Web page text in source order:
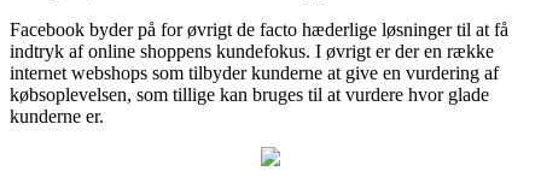
Facebook byder på for øvrigt de facto hæderlige løsninger til at få
indtryk af online shoppens kundefokus. I øvrigt er der en række
internet webshops som tilbyder kunderne at give en vurdering af
købsoplevelsen, som tillige kan bruges til at vurdere hvor glade
kunderne er.